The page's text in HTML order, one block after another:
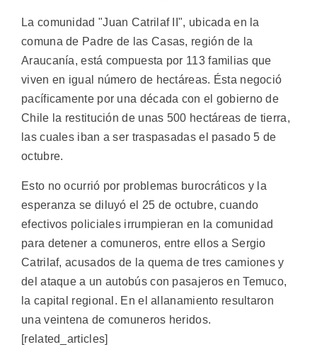
La comunidad "Juan Catrilaf II", ubicada en la
comuna de Padre de las Casas, región de la
Araucanía, está compuesta por 113 familias que
viven en igual número de hectáreas. Ésta negoció
pacíficamente por una década con el gobierno de
Chile la restitución de unas 500 hectáreas de tierra,
las cuales iban a ser traspasadas el pasado 5 de
octubre.
Esto no ocurrió por problemas burocráticos y la
esperanza se diluyó el 25 de octubre, cuando
efectivos policiales irrumpieran en la comunidad
para detener a comuneros, entre ellos a Sergio
Catrilaf, acusados de la quema de tres camiones y
del ataque a un autobús con pasajeros en Temuco,
la capital regional. En el allanamiento resultaron
una veintena de comuneros heridos.
[related_articles]